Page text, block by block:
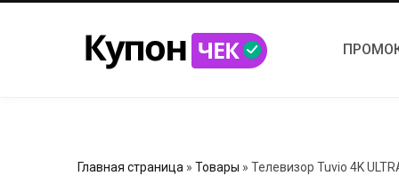
Главная страница » Товары » Телевизор Tuvio 4K